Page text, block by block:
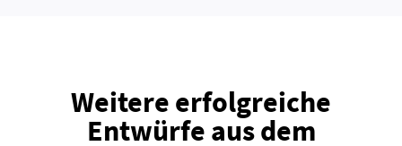
Weitere erfolgreiche
Entwürfe aus dem